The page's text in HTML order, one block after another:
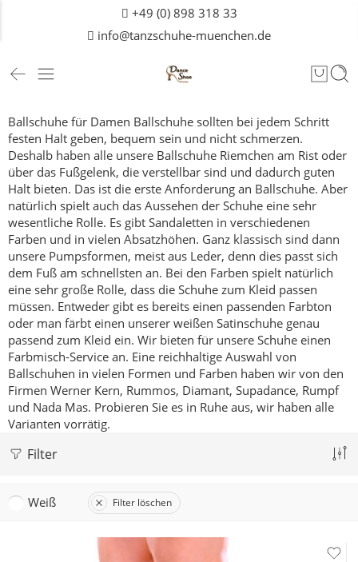
+49 (0) 898 318 33
info@tanzschuhe-muenchen.de
Ballschuhe für Damen Ballschuhe sollten bei jedem Schritt
festen Halt geben, bequem sein und nicht schmerzen.
Deshalb haben alle unsere Ballschuhe Riemchen am Rist oder
über das Fußgelenk, die verstellbar sind und dadurch guten
Halt bieten. Das ist die erste Anforderung an Ballschuhe. Aber
natürlich spielt auch das Aussehen der Schuhe eine sehr
wesentliche Rolle. Es gibt Sandaletten in verschiedenen
Farben und in vielen Absatzhöhen. Ganz klassisch sind dann
unsere Pumpsformen, meist aus Leder, denn dies passt sich
dem Fuß am schnellsten an. Bei den Farben spielt natürlich
eine sehr große Rolle, dass die Schuhe zum Kleid passen
müssen. Entweder gibt es bereits einen passenden Farbton
oder man färbt einen unserer weißen Satinschuhe genau
passend zum Kleid ein. Wir bieten für unsere Schuhe einen
Farbmisch-Service an. Eine reichhaltige Auswahl von
Ballschuhen in vielen Formen und Farben haben wir von den
Firmen Werner Kern, Rummos, Diamant, Supadance, Rumpf
und Nada Mas. Probieren Sie es in Ruhe aus, wir haben alle
Varianten vorrätig.
Filter
Weiß Filter löschen